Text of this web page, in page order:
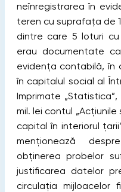
neînregistrarea în
teren cu suprafața de
dintre care 5 loturi
erau documentate
evidența contabilă,
în capitalul social al
Imprimate
mil. lei contul
capital în interiorul
menționează
obținerea probelor
justificarea datelor
circulația mijloacelor